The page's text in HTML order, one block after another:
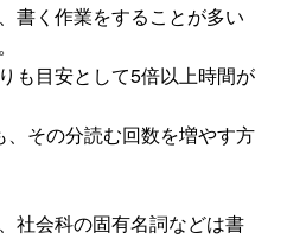
書く作業をすることが多い
も目安として5倍以上時間が
その分読む回数を増やす方
社会科の固有名詞などは書